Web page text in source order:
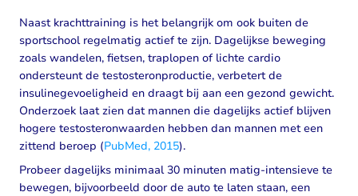
Naast krachttraining is het belangrijk om ook buiten de
sportschool regelmatig actief te zijn. Dagelijkse beweging
zoals wandelen, fietsen, traplopen of lichte cardio
ondersteunt de testosteronproductie, verbetert de
insulinegevoeligheid en draagt bij aan een gezond gewicht.
Onderzoek laat zien dat mannen die dagelijks actief blijven
hogere testosteronwaarden hebben dan mannen met een
zittend beroep (PubMed, 2015).
Probeer dagelijks minimaal 30 minuten matig-intensieve te
bewegen, bijvoorbeeld door de auto te laten staan, een